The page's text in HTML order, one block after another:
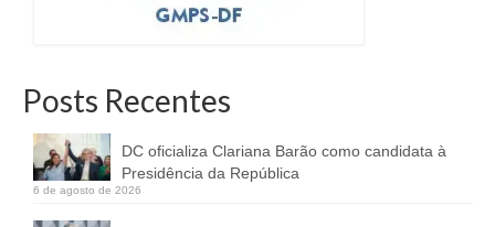
Posts Recentes
DC oficializa Clariana Barão como candidata à
Presidência da República
6 de agosto de 2026